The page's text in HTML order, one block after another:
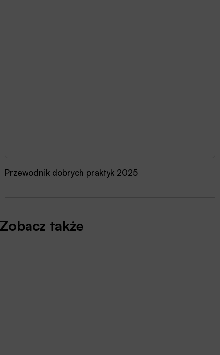
Przewodnik dobrych praktyk 2025
Zobacz także